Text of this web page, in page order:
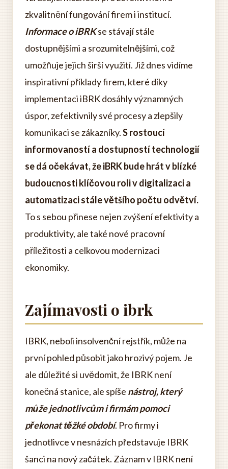
zkvalitnění fungování firem i institucí.
Informace o iBRKse stávají stále
dostupnějšími a srozumitelnějšími, což
umožňuje jejich širší využití. Již dnes vidíme
inspirativní příklady firem, které díky
implementaci iBRK dosáhly významných
úspor, zefektivnily své procesy a zlepšily
komunikaci se zákazníky.S rostoucí
informovaností a dostupností technologií
se dá očekávat, že iBRK bude hrát v blízké
budoucnosti klíčovou roli v digitalizaci a
automatizaci stále většího počtu odvětví.
To s sebou přinese nejen zvýšení efektivity a
produktivity, ale také nové pracovní
příležitosti a celkovou modernizaci
ekonomiky.
Zajímavosti o ibrk
IBRK, neboli insolvenční rejstřík, může na
první pohled působit jako hrozivý pojem. Je
ale důležité si uvědomit, že IBRK není
konečná stanice, ale spíše nástroj, který
může jednotlivcům i firmám pomoci
překonat těžké období. Pro firmy i
jednotlivce v nesnázích představuje IBRK
šanci na nový začátek. Záznam v IBRK není